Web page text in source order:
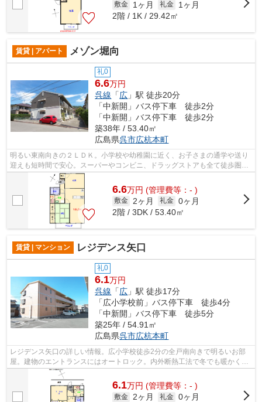
敷金 1ヶ月 礼金
1ヶ月
2階 / 1K / 29.42㎡
賃貸 | アパート メゾン堀向
礼0
6.6万円
呉線 「広 」駅 徒歩20分
「中新開」バス停下車 徒歩2分
「中新開」バス停下車 徒歩2分
築38年 / 53.40㎡
広島県呉市広杭本町
明るい東南向きの２ＬＤＫ。小学校や幼稚園に近く、お子さまの通学や送り
迎えも短時間で安心。スーパーやコンビニ、ドラッグストアも全て徒歩圏内
にあり、毎日の買い物にも便利な物件...
6.6万円 (管理費等：- )
敷金 2ヶ月 礼金 0ヶ月
2階 / 3DK / 53.40㎡
賃貸 | マンション レジデンス矢口
礼0
6.1万円
呉線 「広 」駅 徒歩17分
「広小学校前」バス停下車 徒歩4分
「中新開」バス停下車 徒歩5分
築25年 / 54.91㎡
広島県呉市広杭本町
レジデンス矢口の詳しい情報。広小学校徒歩2分の全戸南向きで明るいお部
屋。建物のエントランスにはオートロック。内外断熱工法で冬でも暖かく省
エネ・遮音性高い建物です。収納はシュ...
6.1万円 (管理費等：- )
敷金 2ヶ月 礼金 0ヶ月